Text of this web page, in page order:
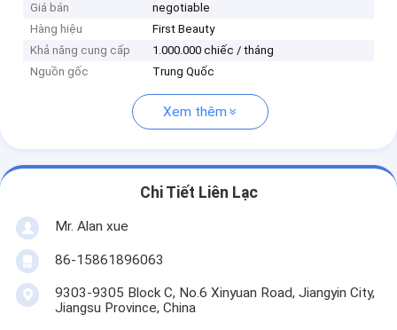
Giá bán
negotiable
Hàng hiệu
First Beauty
Khả năng cung cấp
1.000.000 chiếc / tháng
Nguồn gốc
Trung Quốc
Xem thêm
Chi Tiết Liên Lạc
Mr. Alan xue
86-15861896063
9303-9305 Block C, No.6 Xinyuan Road, Jiangyin City,
Jiangsu Province, China